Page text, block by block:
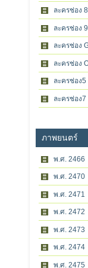
ละครช่อง 8
ละครช่อง 9
ละครช่อง
ละครช่อง
ละครช่อง5
ละครช่อง7
ภาพยนตร์
พ.ศ. 2466
พ.ศ. 2470
พ.ศ. 2471
พ.ศ. 2472
พ.ศ. 2473
พ.ศ. 2474
พ.ศ. 2475